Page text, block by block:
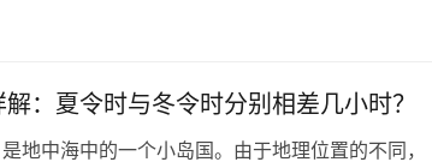
徒步探索岛屿的崎岖之美、郁郁葱葱的乡村和历
：夏令时与冬令时分别相差几小时？
地中海中的一个小岛国。由于地理位置的不同，